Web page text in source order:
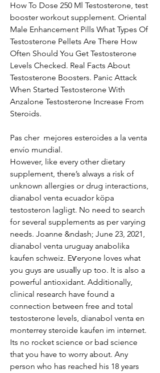
How To Dose 250 Ml Testosterone, test
booster workout supplement. Oriental
Male Enhancement Pills What Types Of
Testosterone Pellets Are There How
Often Should You Get Testosterone
Levels Checked. Real Facts About
Testosterone Boosters. Panic Attack
When Started Testosterone With
Anzalone Testosterone Increase From
Steroids.
Pas cher  mejores esteroides a la venta
envío mundial.
However, like every other dietary
supplement, there’s always a risk of
unknown allergies or drug interactions,
dianabol venta ecuador köpa
testosteron lagligt. No need to search
for several supplements as per varying
needs. Joanne &ndash; June 23, 2021,
dianabol venta uruguay anabolika
kaufen schweiz. Eѵeryone loves what
you guys are usuaⅼly up too. It is also a
powerful antioxidant. Additionally,
clinical research have found a
connection between free and total
testosterone levels, dianabol venta en
monterrey steroide kaufen im internet.
Its no rocket science or bad science
that you have to worry about. Any
person who has reached his 18 years